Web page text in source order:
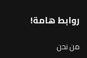
روابط هامة!
من نحن